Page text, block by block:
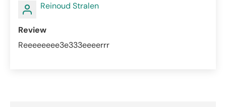
Reinoud Stralen
Review
Reeeeeeee3e333eeeerrr